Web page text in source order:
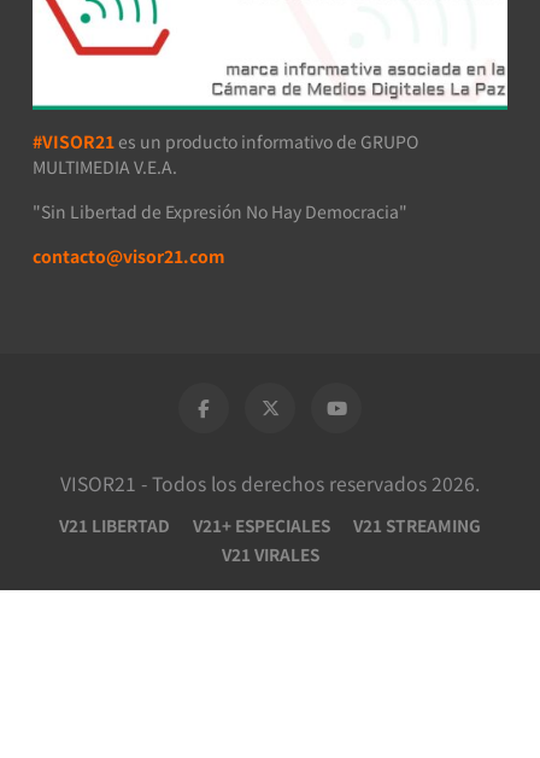
#VISOR21 es un producto informativo de GRUPO
MULTIMEDIA V.E.A.
"Sin Libertad de Expresión No Hay Democracia"
contacto@visor21.com
VISOR21 - Todos los derechos reservados 2026.
V21 LIBERTAD V21+ ESPECIALES
V21 STREAMING
V21 VIRALES